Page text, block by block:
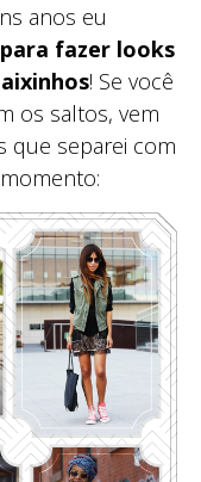
anos eu
fazer looks
! Se você
os saltos, vem
que separei com